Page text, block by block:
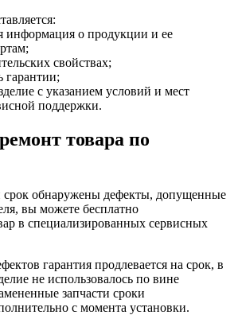
информация о продукции и ее
свойствах;
гарантии;
с указанием условий и мест
поддержки.
товара по
срок обнаружены дефекты, допущенные
вы можете бесплатно
в специализированных сервисных
гарантия продлевается на срок, в
не использовалось по вине
запчасти сроки
с момента установки.